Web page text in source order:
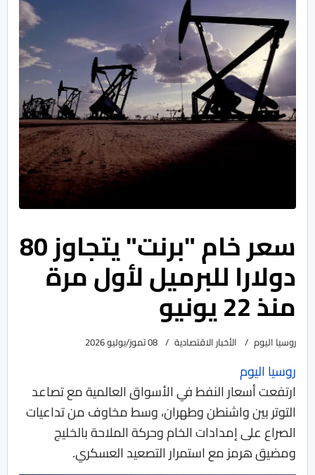
سعر خام "برنت" يتجاوز 80
دولارا للبرميل لأول مرة
منذ 22 يونيو
روسيا اليوم الأخبار الاقتصادية 08 تموز/يوليو 2026
روسيا اليوم
ارتفعت أسعار النفط في الأسواق العالمية مع تصاعد
التوتر بين واشنطن وطهران، وسط مخاوف من تداعيات
الصراع على إمدادات الخام وحركة الملاحة بالخليج
ومضيق هرمز مع استمرار التصعيد العسكري.